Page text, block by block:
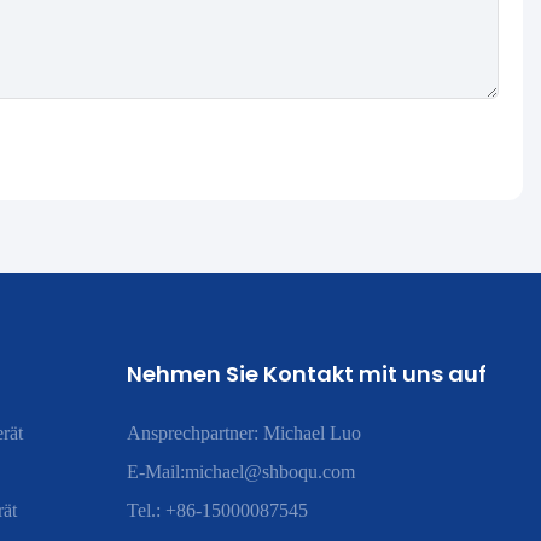
Nehmen Sie Kontakt mit uns auf
Ansprechpartner: Michael Luo
E-Mail:michael@shboqu.com
Tel.: +86-15000087545